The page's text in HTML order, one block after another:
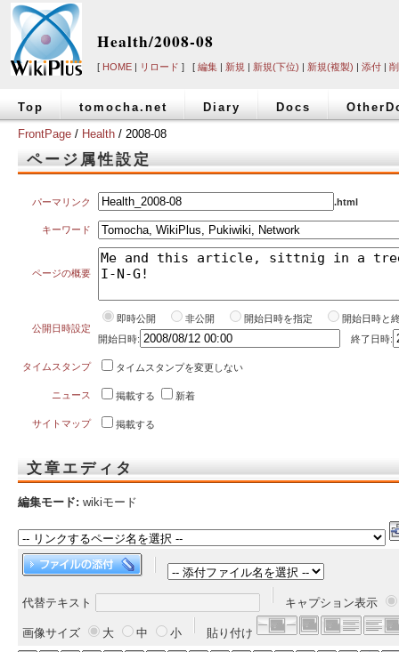
Health/2008-08
[ HOME | リロード ] [ 編集 | 新規 | 新規(下位) | 新規(複製) | 添付 |
Top tomocha.net Diary Docs
FrontPage / Health / 2008-08
ページ属性設定
パーマリンク .html
キーワード
ページの概要
公開日時設定
即時公開 非公開 開始日時を指定
開始日時と
開始日時:
終了日時:
タイムスタンプ タイムスタンプを変更しない
ニュース 掲載する 新着
サイトマップ 掲載する
文章エディタ
編集モード: wikiモード
代替テキスト キャプション表示
画像サイズ 大 中 小 貼り付け